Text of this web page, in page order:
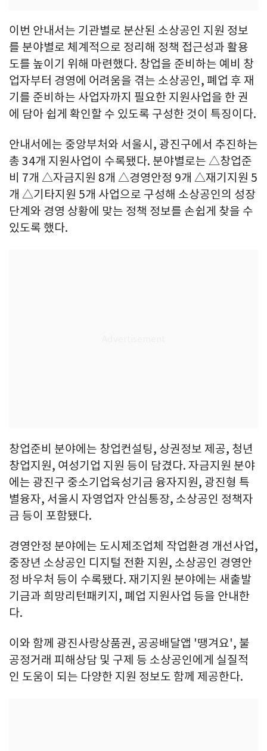
이번 안내서는 기관별로 분산된 소상공인 지원 정보
를 분야별로 체계적으로 정리해 정책 접근성과 활용
도를 높이기 위해 마련했다. 창업을 준비하는 예비 창
업자부터 경영에 어려움을 겪는 소상공인, 폐업 후 재
기를 준비하는 사업자까지 필요한 지원사업을 한 권
에 담아 쉽게 확인할 수 있도록 구성한 것이 특징이다.
안내서에는 중앙부처와 서울시, 광진구에서 추진하는
총 34개 지원사업이 수록됐다. 분야별로는 △창업준
비 7개 △자금지원 8개 △경영안정 9개 △재기지원 5
개 △기타지원 5개 사업으로 구성해 소상공인의 성장
단계와 경영 상황에 맞는 정책 정보를 손쉽게 찾을 수
있도록 했다.
창업준비 분야에는 창업컨설팅, 상권정보 제공, 청년
창업지원, 여성기업 지원 등이 담겼다. 자금지원 분야
에는 광진구 중소기업육성기금 융자지원, 광진형 특
별융자, 서울시 자영업자 안심통장, 소상공인 정책자
금 등이 포함됐다.
경영안정 분야에는 도시제조업체 작업환경 개선사업,
중장년 소상공인 디지털 전환 지원, 소상공인 경영안
정 바우처 등이 수록됐다. 재기지원 분야에는 새출발
기금과 희망리턴패키지, 폐업 지원사업 등을 안내한
다.
이와 함께 광진사랑상품권, 공공배달앱 '땡겨요', 불
공정거래 피해상담 및 구제 등 소상공인에게 실질적
인 도움이 되는 다양한 지원 정보도 함께 제공한다.